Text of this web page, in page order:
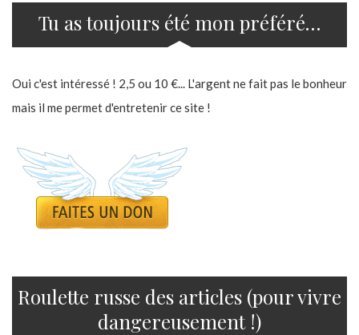
Tu as toujours été mon préféré…
Oui c'est intéressé ! 2,5 ou 10 €... L'argent ne fait pas le bonheur
mais il me permet d'entretenir ce site !
Roulette russe des articles (pour vivre
dangereusement !)